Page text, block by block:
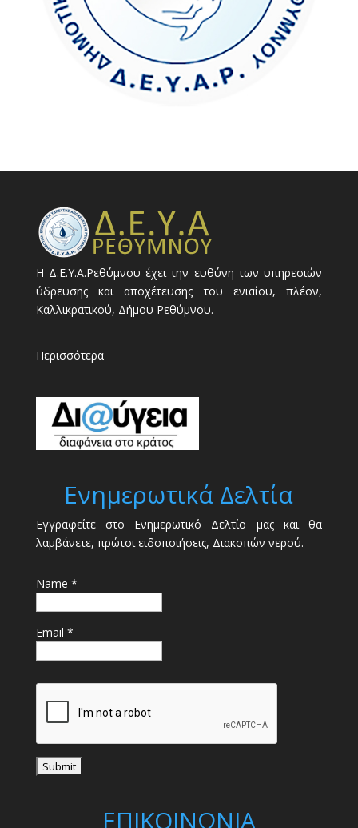
Η Δ.Ε.Υ.Α.Ρεθύμνου έχει την ευθύνη των υπηρεσιών
ύδρευσης και αποχέτευσης του ενιαίου, πλέον,
Καλλικρατικού, Δήμου Ρεθύμνου.
Περισσότερα
Ενημερωτικά Δελτία
Εγγραφείτε στο Ενημερωτικό Δελτίο μας και θα
λαμβάνετε, πρώτοι ειδοποιήσεις, Διακοπών νερού.
Name *
Email *
ΕΠΙΚΟΙΝΩΝΙΑ